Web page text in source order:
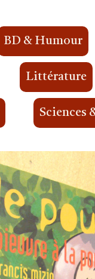
BD & Humour
Littérature
Sciences